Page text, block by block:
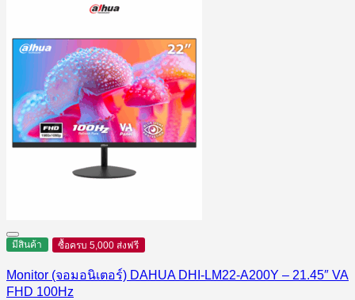
มีสินค้า ซื้อครบ 5,000 ส่งฟรี
Monitor (จอมอนิเตอร์) DAHUA DHI-LM22-A200Y – 21.45″ VA
FHD 100Hz